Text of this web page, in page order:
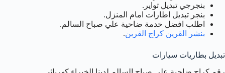
بنجرجي تبديل تواير.
بنجر تبديل اطارات امام المنزل.
اطلب افضل خدمة ضاحية علي صباح السالم.
بنشر القرين كراج القرين.
تبديل بطاريات سيارات